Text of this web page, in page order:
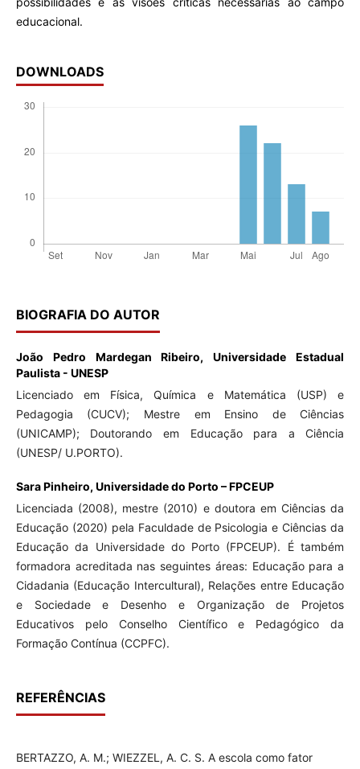
educacional.
DOWNLOADS
BIOGRAFIA DO AUTOR
João Pedro Mardegan Ribeiro,Universidade Estadual
Paulista - UNESP
Licenciado em Física, Química e Matemática (USP) e
Pedagogia (CUCV); Mestre em Ensino de Ciências
(UNICAMP); Doutorando em Educação para a Ciência
(UNESP/ U.PORTO).
Sara Pinheiro, Universidade do Porto – FPCEUP
Licenciada (2008), mestre (2010) e doutora em Ciências da
Educação (2020) pela Faculdade de Psicologia e Ciências da
Educação da Universidade do Porto (FPCEUP). É também
formadora acreditada nas seguintes áreas: Educação para a
Cidadania (Educação Intercultural), Relações entre Educação
e Sociedade e Desenho e Organização de Projetos
Educativos pelo Conselho Científico e Pedagógico da
Formação Contínua (CCPFC).
REFERÊNCIAS
BERTAZZO, A. M.; WIEZZEL, A. C. S. A escola como fator